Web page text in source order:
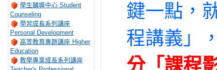
學生輔導中心 Student
Counseling
學習成長系列講座
Personal Development
高等教育專題講座 Higher
Education
教學專業成長系列講座
鍵一點，
程講義」
分「課程